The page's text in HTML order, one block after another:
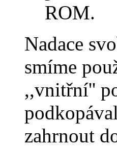
ROM.
Nadace
smíme
,,vnitřní''
zahrnout